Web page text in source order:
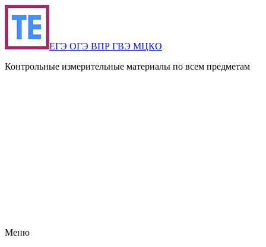
ЕГЭ ОГЭ ВПР ГВЭ МЦКО
Контрольные измерительные материалы по всем предметам
Меню